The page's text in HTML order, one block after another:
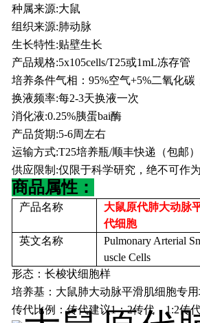
种属来源:大鼠
组织来源:肺动脉
生长特性:贴壁生长
产品规格:5x105cells/T25或1mL冻存管
培养条件气相： 95%空气+5%二氧化
换液频率:每2-3天换液一次
消化液:0.25%胰蛋bai酶
产品货期:5-6周左右
运输方式:T25培养瓶/顺丰快递（包邮）
供应限制 :仅限于科学研究，绝不可作
商品属性：
产品名称
大鼠原代肺大动脉
代细胞
英文名称
Pulmonary Arterial
uscle Cells
形态：长梭状细胞样
培养基：大鼠肺大动脉平滑肌细胞专
传代比例：传代建议1：2传代，1:2传